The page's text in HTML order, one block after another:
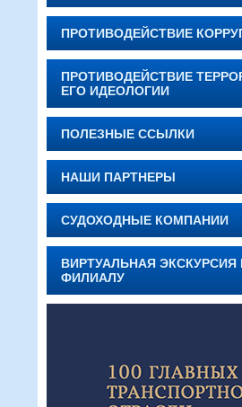
ПРОТИВОДЕЙСТВИЕ
ПРОТИВОДЕЙСТВИЕ
ЕГО ИДЕОЛОГИИ
ПОЛЕЗНЫЕ ССЫЛКИ
НАШИ ПАРТНЕРЫ
СУДОХОДНЫЕ КОМПАНИИ
ВИРТУАЛЬНАЯ ЭКСКУРСИЯ
ФИЛИАЛУ